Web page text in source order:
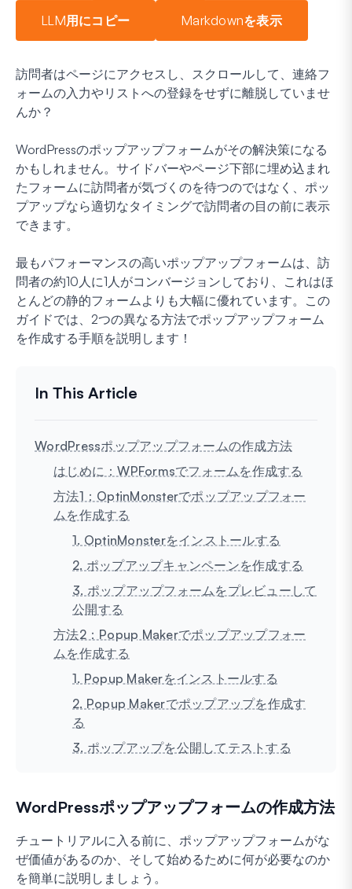
LLM用にコピー Markdownを表示
訪問者はページにアクセスし、スクロールして、連絡フ
ォームの入力やリストへの登録をせずに離脱していませ
んか？
WordPressのポップアップフォームがその解決策になる
かもしれません。サイドバーやページ下部に埋め込まれ
たフォームに訪問者が気づくのを待つのではなく、ポッ
プアップなら適切なタイミングで訪問者の目の前に表示
できます。
最もパフォーマンスの高いポップアップフォームは、訪
問者の約10人に1人がコンバージョンしており、これはほ
とんどの静的フォームよりも大幅に優れています。この
ガイドでは、2つの異なる方法でポップアップフォーム
を作成する手順を説明します！
WordPressポップアップフォームの作成方法
はじめに：WPFormsでフォームを作成する
方法1：OptinMonsterでポップアップフォー
ムを作成する
1. OptinMonsterをインストールする
2. ポップアップキャンペーンを作成する
3. ポップアップフォームをプレビューして
公開する
方法2：Popup Makerでポップアップフォー
ムを作成する
1. Popup Makerをインストールする
2. Popup Makerでポップアップを作成す
る
3. ポップアップを公開してテストする
WordPressポップアップフォームの作成方法
チュートリアルに入る前に、ポップアップフォームがな
ぜ価値があるのか、そして始めるために何が必要なのか
を簡単に説明しましょう。